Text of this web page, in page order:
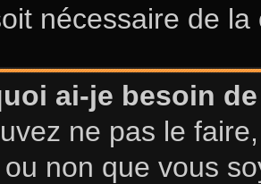
nécessaire de la
ai-je besoin
ne pas le
ou non que vous